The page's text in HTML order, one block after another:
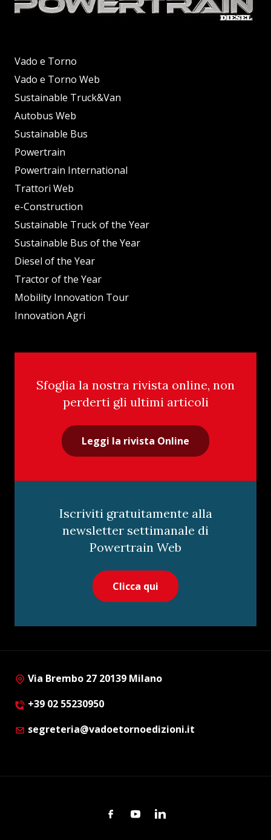
Vado e Torno
Vado e Torno Web
Sustainable Truck&Van
Autobus Web
Sustainable Bus
Powertrain
Powertrain International
Trattori Web
e-Construction
Sustainable Truck of the Year
Sustainable Bus of the Year
Diesel of the Year
Tractor of the Year
Mobility Innovation Tour
Innovation Agri
Sfoglia la nostra rivista online, non
perderti gli ultimi articoli
Leggi la rivista Online
Iscriviti gratuitamente alla
newsletter settimanale di
Powertrain Web
Clicca qui
Via Brembo 27 20139 Milano
+39 02 55230950
segreteria@vadoetornoedizioni.it
FacebookYoutubeLinkedin